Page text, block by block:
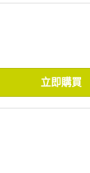
立即購買